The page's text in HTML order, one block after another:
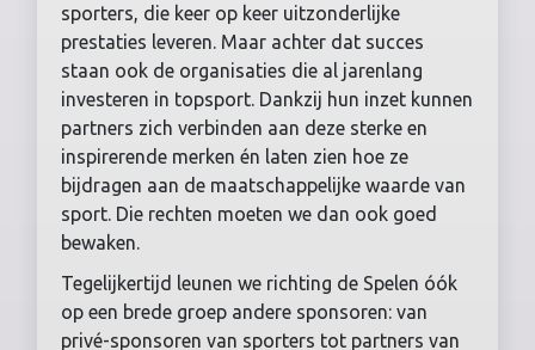
sporters, die keer op keer uitzonderlijke
prestaties leveren. Maar achter dat succes
staan ook de organisaties die al jarenlang
investeren in topsport. Dankzij hun inzet kunnen
partners zich verbinden aan deze sterke en
inspirerende merken én laten zien hoe ze
bijdragen aan de maatschappelijke waarde van
sport. Die rechten moeten we dan ook goed
bewaken.
Tegelijkertijd leunen we richting de Spelen óók
op een brede groep andere sponsoren: van
privé-sponsoren van sporters tot partners van